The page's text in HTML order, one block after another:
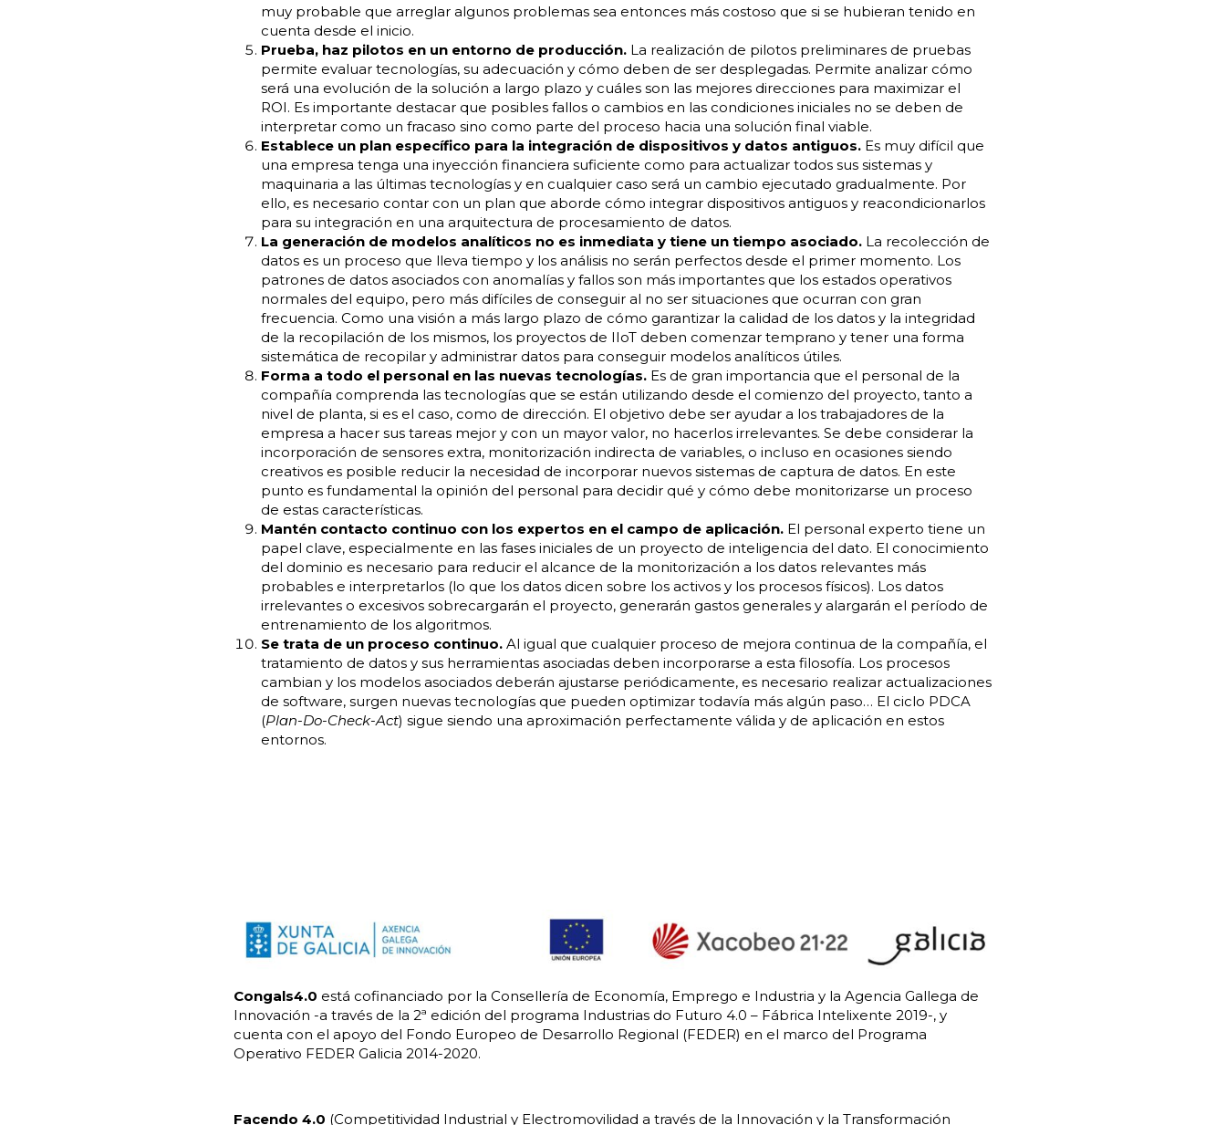
muy probable que arreglar algunos problemas sea entonces más costoso que si se hubieran tenido en
cuenta desde el inicio.
Prueba, haz pilotos en un entorno de producción.La realización de pilotos preliminares de pruebas
permite evaluar tecnologías, su adecuación y cómo deben de ser desplegadas. Permite analizar cómo
será una evolución de la solución a largo plazo y cuáles son las mejores direcciones para maximizar el
ROI. Es importante destacar que posibles fallos o cambios en las condiciones iniciales no se deben de
interpretar como un fracaso sino como parte del proceso hacia una solución final viable.
Establece un plan específico para la integración de dispositivos y datos antiguos.Es muy difícil que
una empresa tenga una inyección financiera suficiente como para actualizar todos sus sistemas y
maquinaria a las últimas tecnologías y en cualquier caso será un cambio ejecutado gradualmente. Por
ello, es necesario contar con un plan que aborde cómo integrar dispositivos antiguos y reacondicionarlos
para su integración en una arquitectura de procesamiento de datos.
La generación de modelos analíticos no es inmediata y tiene un tiempo asociado.La recolección de
datos es un proceso que lleva tiempo y los análisis no serán perfectos desde el primer momento. Los
patrones de datos asociados con anomalías y fallos son más importantes que los estados operativos
normales del equipo, pero más difíciles de conseguir al no ser situaciones que ocurran con gran
frecuencia. Como una visión a más largo plazo de cómo garantizar la calidad de los datos y la integridad
de la recopilación de los mismos, los proyectos de IIoT deben comenzar temprano y tener una forma
sistemática de recopilar y administrar datos para conseguir modelos analíticos útiles.
Forma a todo el personal en las nuevas tecnologías.Es de gran importancia que el personal de la
compañía comprenda las tecnologías que se están utilizando desde el comienzo del proyecto, tanto a
nivel de planta, si es el caso, como de dirección. El objetivo debe ser ayudar a los trabajadores de la
empresa a hacer sus tareas mejor y con un mayor valor, no hacerlos irrelevantes. Se debe considerar la
incorporación de sensores extra, monitorización indirecta de variables, o incluso en ocasiones siendo
creativos es posible reducir la necesidad de incorporar nuevos sistemas de captura de datos. En este
punto es fundamental la opinión del personal para decidir qué y cómo debe monitorizarse un proceso
de estas características.
Mantén contacto continuo con los expertos en el campo de aplicación.El personal experto tiene un
papel clave, especialmente en las fases iniciales de un proyecto de inteligencia del dato. El conocimiento
del dominio es necesario para reducir el alcance de la monitorización a los datos relevantes más
probables e interpretarlos (lo que los datos dicen sobre los activos y los procesos físicos). Los datos
irrelevantes o excesivos sobrecargarán el proyecto, generarán gastos generales y alargarán el período de
entrenamiento de los algoritmos.
Se trata de un proceso continuo.Al igual que cualquier proceso de mejora continua de la compañía, el
tratamiento de datos y sus herramientas asociadas deben incorporarse a esta filosofía. Los procesos
cambian y los modelos asociados deberán ajustarse periódicamente, es necesario realizar actualizaciones
de software, surgen nuevas tecnologías que pueden optimizar todavía más algún paso… El ciclo PDCA
(Plan-Do-Check-Act) sigue siendo una aproximación perfectamente válida y de aplicación en estos
entornos.
Congals4.0 está cofinanciado por la Consellería de Economía, Emprego e Industria y la Agencia Gallega de
Innovación -a través de la 2ª edición del programa Industrias do Futuro 4.0 – Fábrica Intelixente 2019-, y
cuenta con el apoyo del Fondo Europeo de Desarrollo Regional (FEDER) en el marco del Programa
Operativo FEDER Galicia 2014-2020.
Facendo 4.0 (Competitividad Industrial y Electromovilidad a través de la Innovación y la Transformación